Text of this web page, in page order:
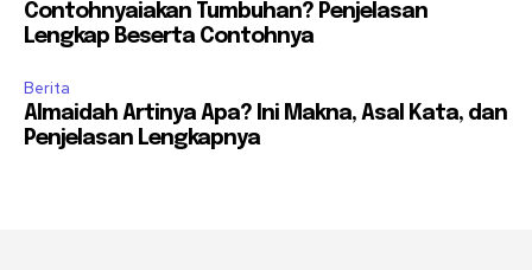
Contohnyaiakan Tumbuhan? Penjelasan
Lengkap Beserta Contohnya
Berita
Almaidah Artinya Apa? Ini Makna, Asal Kata, dan
Penjelasan Lengkapnya